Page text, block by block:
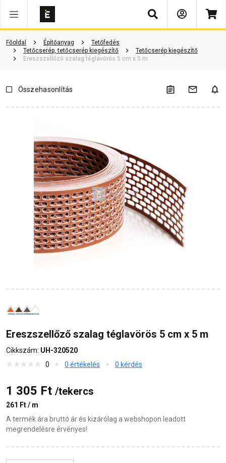
Keresés
Főoldal Építőanyag
Tetőfedés
Tetőcserép, tetőcserép kiegészítő
Tetőcserép kiegészítő
Ereszszellőző szalag téglavörös 5 cm x 5 m
Vásárlói vélemények Kérdések és válaszok Kapcsolódó cikkek
Összehasonlítás
Ereszszellőző szalag téglavörös 5 cm x 5 m
Cikkszám: UH-320520
0
0 értékelés 0 kérdés
1 305 Ft /tekercs
261 Ft / m
A termék ára bruttó ár és kizárólag a webshopon leadott
megrendelésre érvényes!